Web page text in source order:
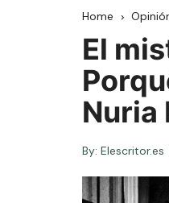
Home
El
Nuria
By: Elescritor.es